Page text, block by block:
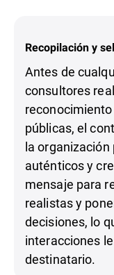
Recopilación y
Antes de
consultores
públicas, el
la
auténticos y
mensaje para
realistas y
decisiones, lo
interacciones
destinatario.